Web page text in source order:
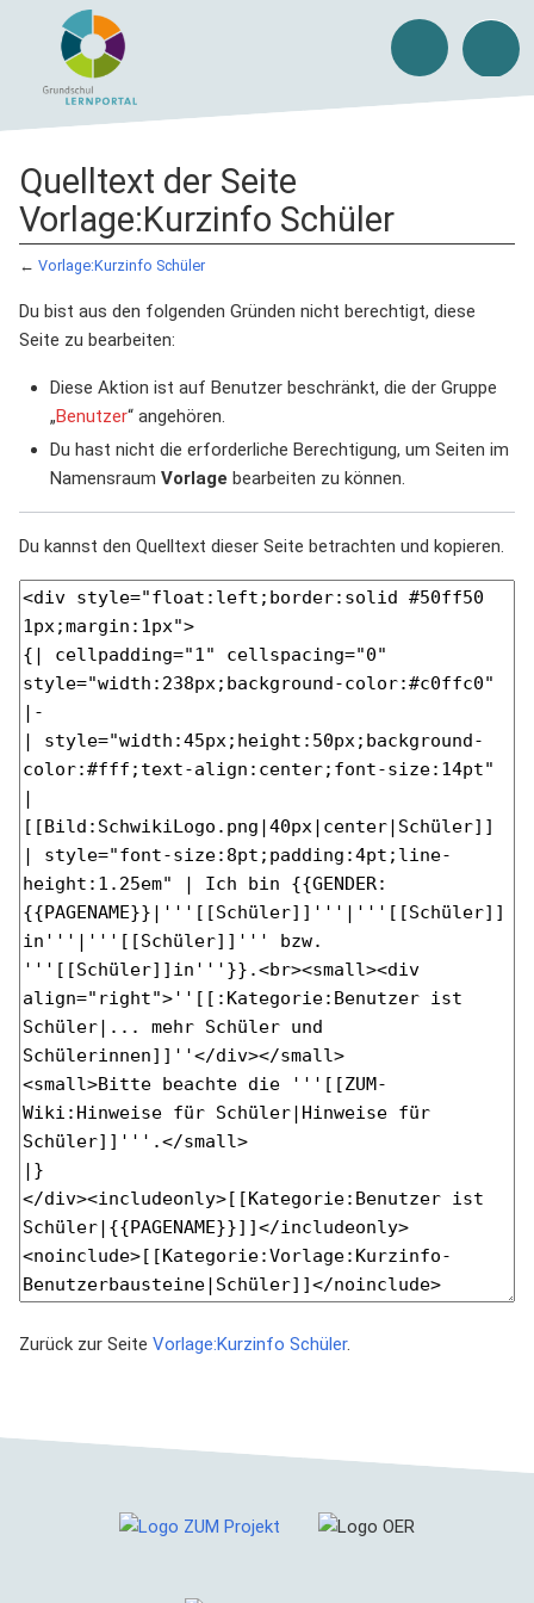
Quelltext der Seite
Vorlage:Kurzinfo Schüler
← Vorlage:Kurzinfo Schüler
Du bist aus den folgenden Gründen nicht berechtigt, diese
Seite zu bearbeiten:
Diese Aktion ist auf Benutzer beschränkt, die der Gruppe
„Benutzer“ angehören.
Du hast nicht die erforderliche Berechtigung, um Seiten im
Namensraum Vorlage bearbeiten zu können.
Du kannst den Quelltext dieser Seite betrachten und kopieren.
Zurück zur Seite Vorlage:Kurzinfo Schüler.